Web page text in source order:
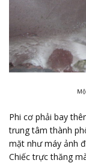
Phi cơ phải bay
trung tâm thành
mặt như máy ảnh
Chiếc trực thăng